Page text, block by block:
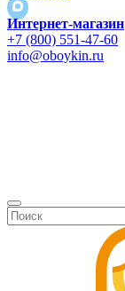
Интернет-магазин
+7 (800) 551-47-60
info@oboykin.ru